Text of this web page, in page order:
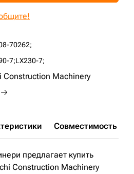
70262;
7;LX230-7;
Construction Machinery
Совместимость
предлагает купить
Construction Machinery